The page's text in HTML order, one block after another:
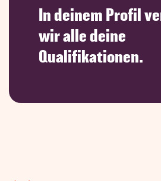
In deinem Profil
wir alle deine
Qualifikationen.